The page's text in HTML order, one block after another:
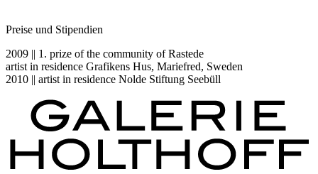
Preise und Stipendien
2009 || 1. prize of the community of Rastede
artist in residence Grafikens Hus, Mariefred, Sweden
2010 || artist in residence Nolde Stiftung Seebüll